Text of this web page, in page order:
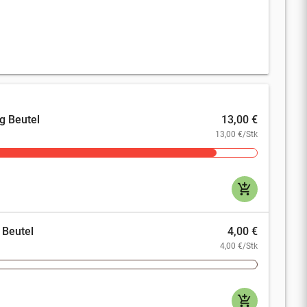
Beutel 13,00 €
13,00 €/Stk
add_shopping_cart
4,00 €
4,00 €/Stk
add_shopping_cart